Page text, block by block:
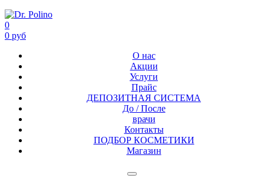
0
0 руб
О нас
Акции
Услуги
Прайс
ДЕПОЗИТНАЯ СИСТЕМА
До / После
врачи
Контакты
ПОДБОР КОСМЕТИКИ
Магазин